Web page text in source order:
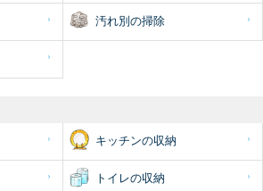
汚れ別の掃除
キッチンの収納
トイレの収納